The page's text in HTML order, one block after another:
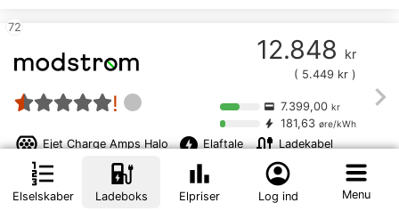
format_list_numbered
Elselskaber
ev_station
Ladeboks
bar_chart
Elpriser
account_circle
Log ind Menu
chevron_right
72
!
EjetCharge Amps Halo offline_boltElaftale cableLadekabel
12.848 kr
( 5.449 kr )
credit_card 7.399,00 kr
bolt 181,63 øre/kWh